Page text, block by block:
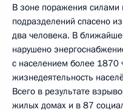
В зоне поражения силами
подразделений спасено
два человека. В
нарушено
с населением более 1870
жизнедеятельность
Всего в результате
жилых домах и в 87